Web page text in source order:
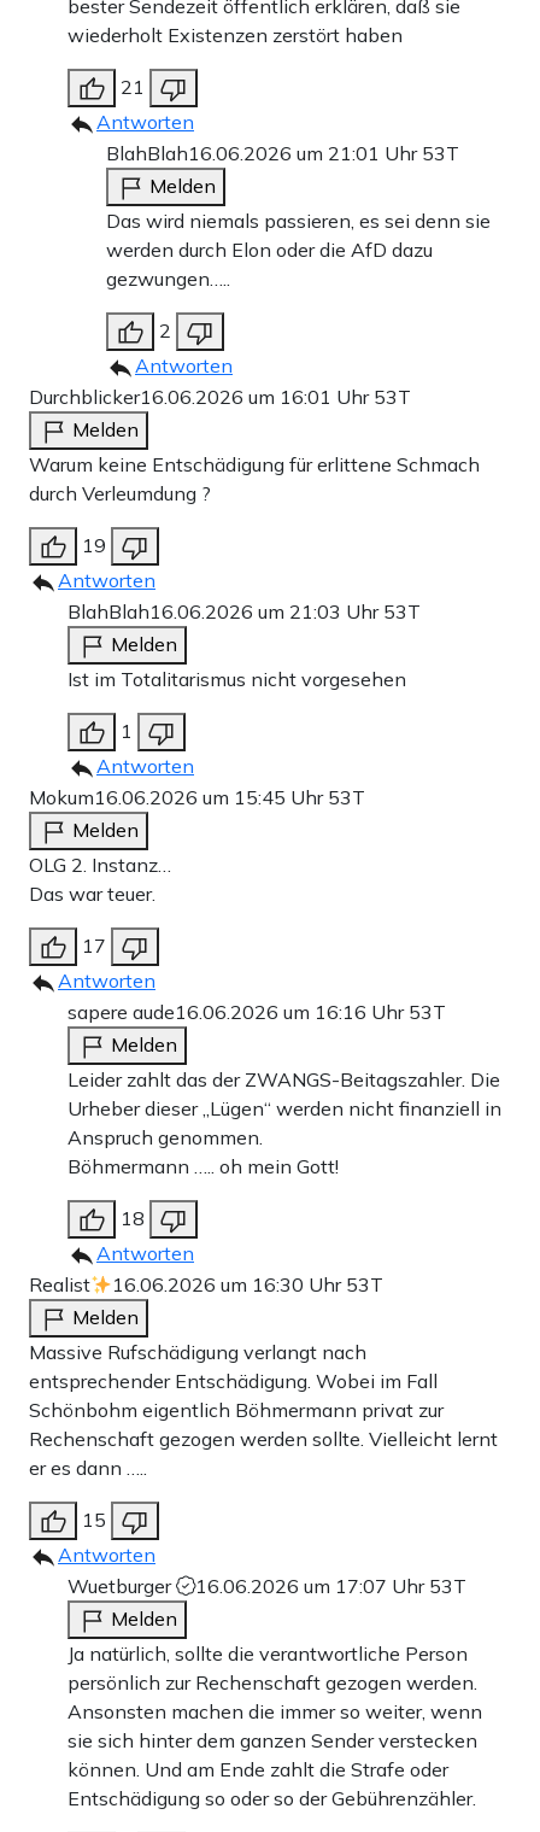
bester Sendezeit öffentlich erklären, daß sie
wiederholt Existenzen zerstört haben
21
Antworten
BlahBlah16.06.2026 um 21:01 Uhr 53T
Melden
Das wird niemals passieren, es sei denn sie
werden durch Elon oder die AfD dazu
gezwungen…..
2
Antworten
Durchblicker16.06.2026 um 16:01 Uhr 53T
Melden
Warum keine Entschädigung für erlittene Schmach
durch Verleumdung ?
19
Antworten
BlahBlah16.06.2026 um 21:03 Uhr 53T
Melden
Ist im Totalitarismus nicht vorgesehen
1
Antworten
Mokum16.06.2026 um 15:45 Uhr 53T
Melden
OLG 2. Instanz…
Das war teuer.
17
Antworten
sapere aude16.06.2026 um 16:16 Uhr 53T
Melden
Leider zahlt das der ZWANGS-Beitagszahler. Die
Urheber dieser „Lügen“ werden nicht finanziell in
Anspruch genommen.
Böhmermann ….. oh mein Gott!
18
Antworten
Realist
16.06.2026 um 16:30 Uhr 53T
Melden
Massive Rufschädigung verlangt nach
entsprechender Entschädigung. Wobei im Fall
Schönbohm eigentlich Böhmermann privat zur
Rechenschaft gezogen werden sollte. Vielleicht lernt
er es dann …..
15
Antworten
Wuetburger
16.06.2026 um 17:07 Uhr 53T
Melden
Ja natürlich, sollte die verantwortliche Person
persönlich zur Rechenschaft gezogen werden.
Ansonsten machen die immer so weiter, wenn
sie sich hinter dem ganzen Sender verstecken
können. Und am Ende zahlt die Strafe oder
Entschädigung so oder so der Gebührenzähler.